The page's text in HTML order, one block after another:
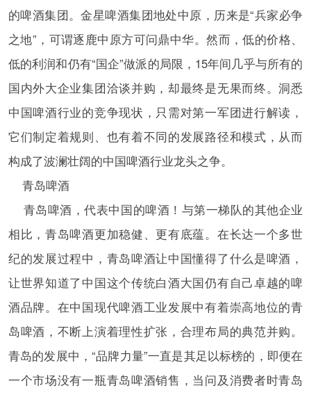
的啤酒集团。金星啤酒集团地处中原，历来是“兵家必争
之地”，可谓逐鹿中原方可问鼎中华。然而，低的价格、
低的利润和仍有“国企”做派的局限，15年间几乎与所有的
国内外大企业集团洽谈并购，却最终是无果而终。洞悉
中国啤酒行业的竞争现状，只需对第一军团进行解读，
它们制定着规则、也有着不同的发展路径和模式，从而
构成了波澜壮阔的中国啤酒行业龙头之争。
青岛啤酒
青岛啤酒，代表中国的啤酒！与第一梯队的其他企业
相比，青岛啤酒更加稳健、更有底蕴。在长达一个多世
纪的发展过程中，青岛啤酒让中国懂得了什么是啤酒，
让世界知道了中国这个传统白酒大国仍有自己卓越的啤
酒品牌。在中国现代啤酒工业发展中有着崇高地位的青
岛啤酒，不断上演着理性扩张，合理布局的典范并购。
青岛的发展中，“品牌力量”一直是其足以标榜的，即便在
一个市场没有一瓶青岛啤酒销售，当问及消费者时青岛